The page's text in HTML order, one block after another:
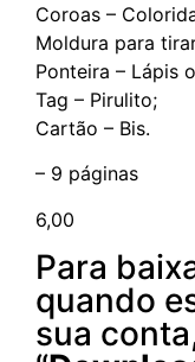
Coroas –
Moldura para
Ponteira – Lápis
Tag – Pirulito;
Cartão – Bis.
– 9 páginas
6,00
Para
quando
sua